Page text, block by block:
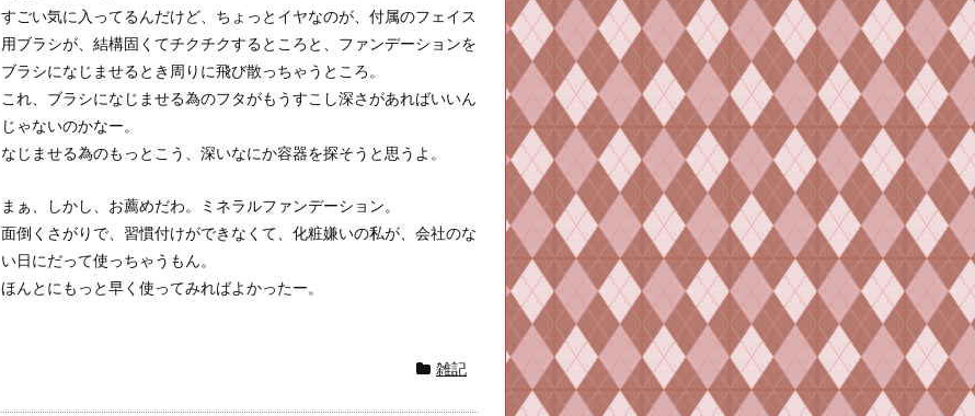
すごい気に入ってるんだけど、ちょっとイヤなのが、付属のフェイス
用ブラシが、結構固くてチクチクするところと、ファンデーションを
ブラシになじませるとき周りに飛び散っちゃうところ。
これ、ブラシになじませる為のフタがもうすこし深さがあればいいん
じゃないのかなー。
なじませる為のもっとこう、深いなにか容器を探そうと思うよ。
まぁ、しかし、お薦めだわ。ミネラルファンデーション。
面倒くさがりで、習慣付けができなくて、化粧嫌いの私が、会社のな
い日にだって使っちゃうもん。
ほんとにもっと早く使ってみればよかったー。
雑記